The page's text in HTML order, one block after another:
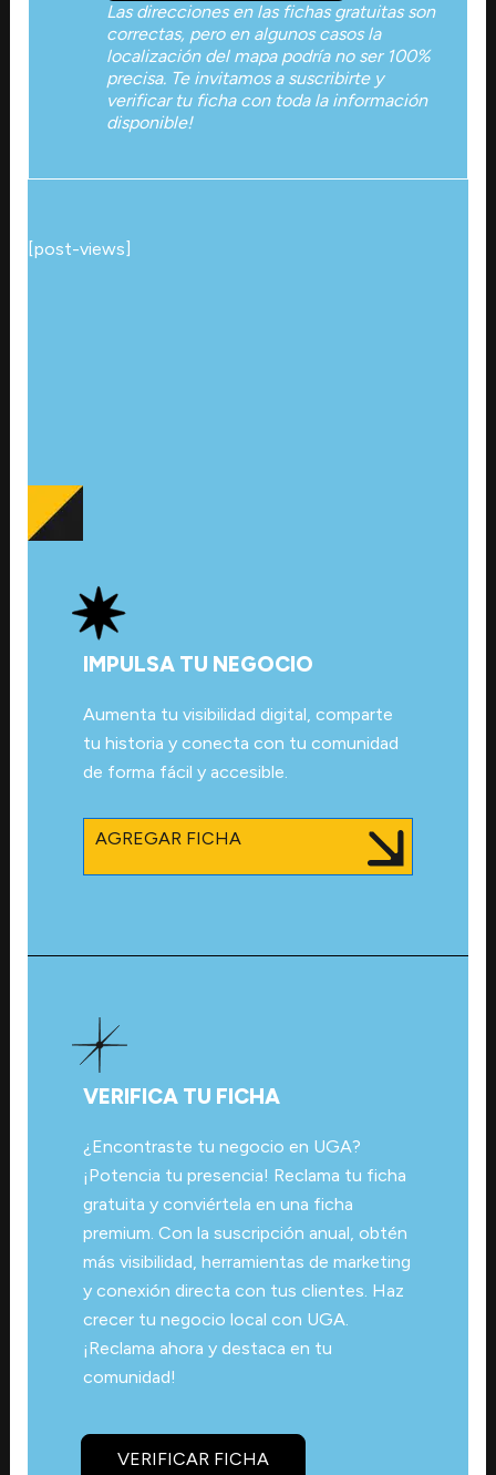
Las direcciones en las fichas gratuitas son
correctas, pero en algunos casos la
localización del mapa podría no ser 100%
precisa. Te invitamos a suscribirte y
verificar tu ficha con toda la información
disponible!
[post-views]
IMPULSA TU NEGOCIO
Aumenta tu visibilidad digital, comparte
tu historia y conecta con tu comunidad
de forma fácil y accesible.
AGREGAR FICHA
VERIFICA TU FICHA
¿Encontraste tu negocio en UGA?
¡Potencia tu presencia! Reclama tu ficha
gratuita y conviértela en una ficha
premium. Con la suscripción anual, obtén
más visibilidad, herramientas de marketing
y conexión directa con tus clientes. Haz
crecer tu negocio local con UGA.
¡Reclama ahora y destaca en tu
comunidad!
VERIFICAR FICHA